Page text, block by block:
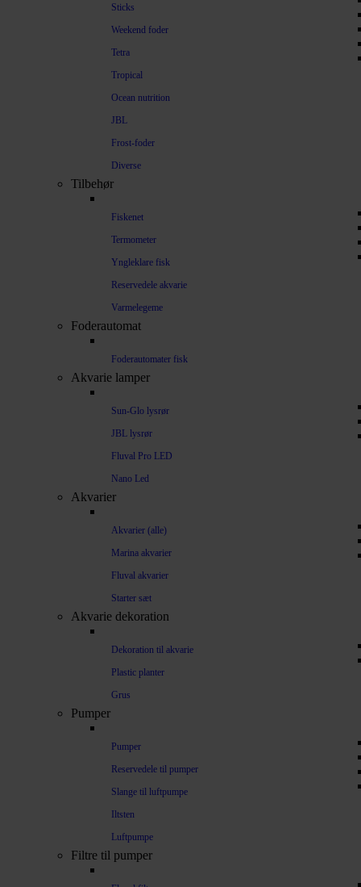
Sticks
Weekend foder
Tetra
Tropical
Ocean nutrition
JBL
Frost-foder
Diverse
Tilbehør
Fiskenet
Termometer
Yngleklare fisk
Reservedele akvarie
Varmelegeme
Foderautomat
Foderautomater fisk
Akvarie lamper
Sun-Glo lysrør
JBL lysrør
Fluval Pro LED
Nano Led
Akvarier
Akvarier (alle)
Marina akvarier
Fluval akvarier
Starter sæt
Akvarie dekoration
Dekoration til akvarie
Plastic planter
Grus
Pumper
Pumper
Reservedele til pumper
Slange til luftpumpe
Iltsten
Luftpumpe
Filtre til pumper